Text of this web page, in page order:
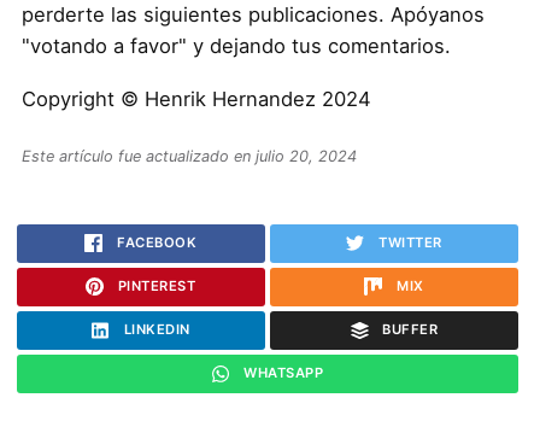
perderte las siguientes publicaciones. Apóyanos
"votando a favor" y dejando tus comentarios.
Copyright © Henrik Hernandez 2024
Este artículo fue actualizado en julio 20, 2024
FACEBOOK TWITTER
PINTEREST MIX
LINKEDIN BUFFER
WHATSAPP